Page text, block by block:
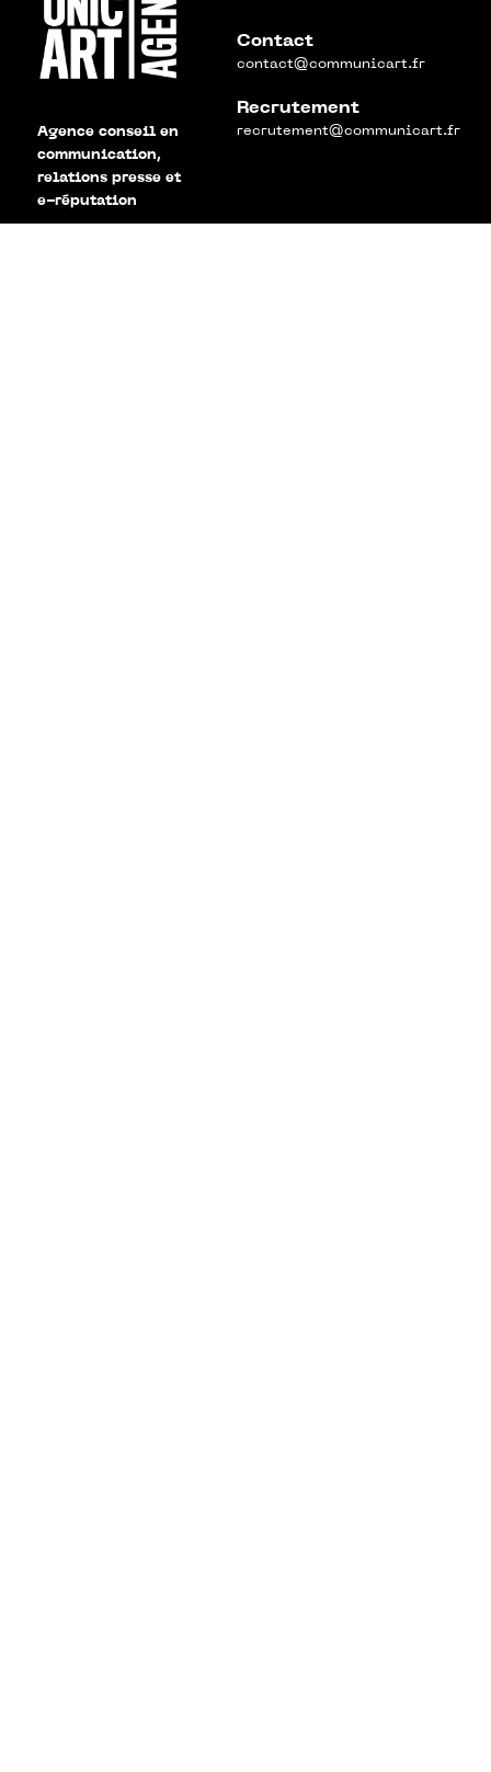
Agence conseil en
communication,
relations presse et
e-réputation
Contact
contact@communicart.fr
Recrutement
recrutement@communicart.fr